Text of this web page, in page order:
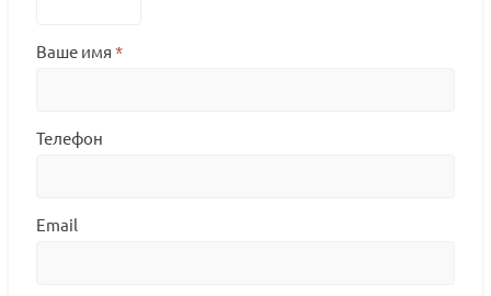
Ваше имя *
Телефон
Email